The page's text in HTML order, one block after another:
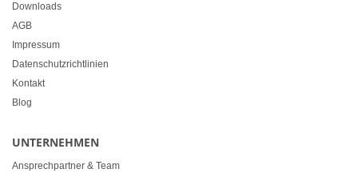
Downloads
AGB
Impressum
Datenschutzrichtlinien
Kontakt
Blog
UNTERNEHMEN
Ansprechpartner & Team